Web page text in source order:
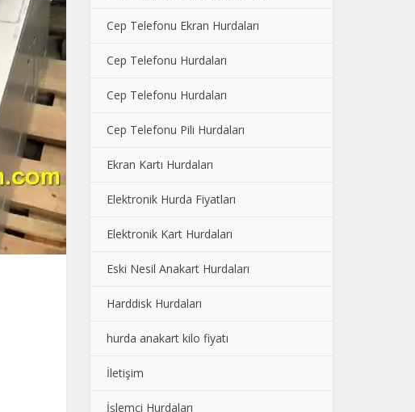
Cep Telefonu Ekran Hurdaları
Cep Telefonu Hurdaları
Cep Telefonu Hurdaları
Cep Telefonu Pili Hurdaları
Ekran Kartı Hurdaları
Elektronik Hurda Fiyatları
Elektronik Kart Hurdaları
Eski Nesil Anakart Hurdaları
Harddisk Hurdaları
hurda anakart kilo fiyatı
İletişim
İşlemci Hurdaları